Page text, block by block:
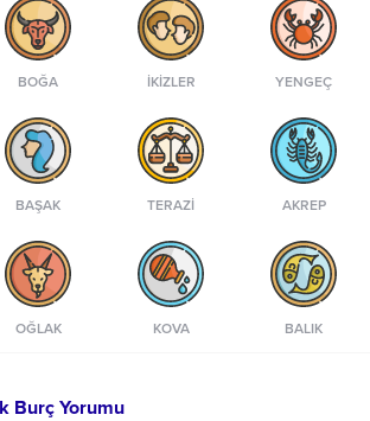
BOĞA İKIZLER YENGEÇ
BAŞAK TERAZI AKREP
OĞLAK KOVA BALIK
Burç Yorumu